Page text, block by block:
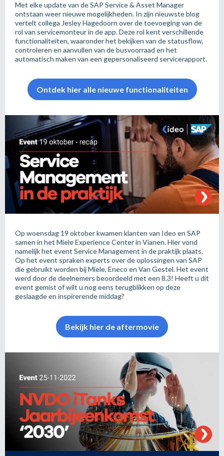
Met elke update van de SAP Service & Asset Manager
ontstaan weer nieuwe mogelijkheden. In zijn nieuwste blog
vertelt collega Jesley Hagedoorn over de toevoeging van de
rol van servicemonteur in de app. Deze rol kent verschillende
functionaliteiten, waaronder het bekijken van de statusflow,
controleren en aanvullen van de busvoorraad en het
automatisch maken van een gepersonaliseerd servicerapport.
Ontdek hier alle nieuwe functionaliteiten
Op woensdag 19 oktober kwamen klanten van Ideo en SAP
samen in het Miele Experience Center in Vianen. Hier vond
namelijk het event Service Management in de praktijk plaats.
Op het event spraken experts over de oplossingen van SAP
die gebruikt worden bij Miele, Eneco en Van Gestel. Het event
werd door de deelnemers beoordeeld met een 8.3! Heeft u dit
event gemist of wilt u nog eens terugblikken op deze
geslaagde en inspirerende middag?
Bekijk hier de aftermovie